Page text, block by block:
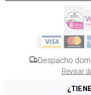
Despacho
Revisar